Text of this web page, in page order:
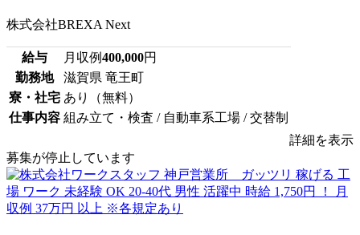
株式会社BREXA Next
給与 月収例400,000円
勤務地
滋賀県 竜王町
寮・社宅 あり（無料）
仕事内容 組み立て・検査 / 自動車系工場 / 交替制
詳細を表示
募集が停止しています